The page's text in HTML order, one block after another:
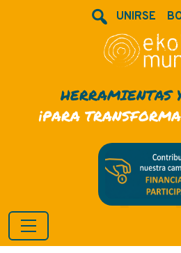
UNIRSE
HERRAMIENTAS
¡PARA